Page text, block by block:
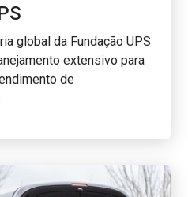
global da Fundação UPS
extensivo para
de